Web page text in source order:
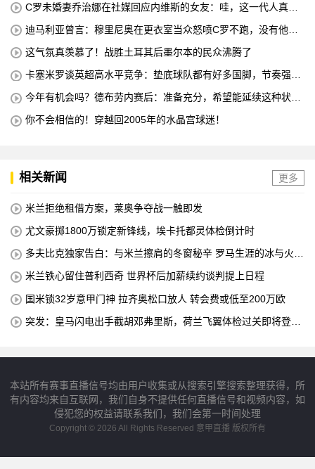
C罗未婚妻乔治娜在社媒回应内维斯的女友：哇，这一代人真劲
迪马利亚曾言：穆里尼奥在更衣室当众怒喷C罗不跑，没有他不
这气氛真羡慕了！战胜土耳其后墨尔本的民众沸腾了
卡塞米罗谈英超高水平竞争：垫底球队都有好多国脚，节奏强度
今年有机会吗？德布劳内赛后：准备充分，希望能延续这种状
你不会相信的！穿越回2005年的水晶宫球迷！
相关新闻 更多
米兰拒绝租借方案，莱奥争夺战一触即发
尤文豪掷1800万锁定新锋线，埃卡托都灵体检倒计时
多夫比克独家告白：与米兰擦肩的冬窗秘辛 罗马生涯的冰与火之
米兰铁心留住普利西奇 世界杯后加薪续约谈判提上日程
国米锁32岁意甲门神 拉齐奥松口放人 转会费或低至200万欧
突发：皇马闪电出手截胡邓弗里斯，荷兰飞翼体检过关即将登陆
本站所有赛事直播信号均由用户收集或从搜索引擎搜索整理获得，所
有内容均来自互联网，我们自身不提供任何直播信号和视频内容，如
侵犯您的权益请联系我们，我们会第一时间处理
Copyright © 2026 All Rights Reserved 意甲直播 版权所有